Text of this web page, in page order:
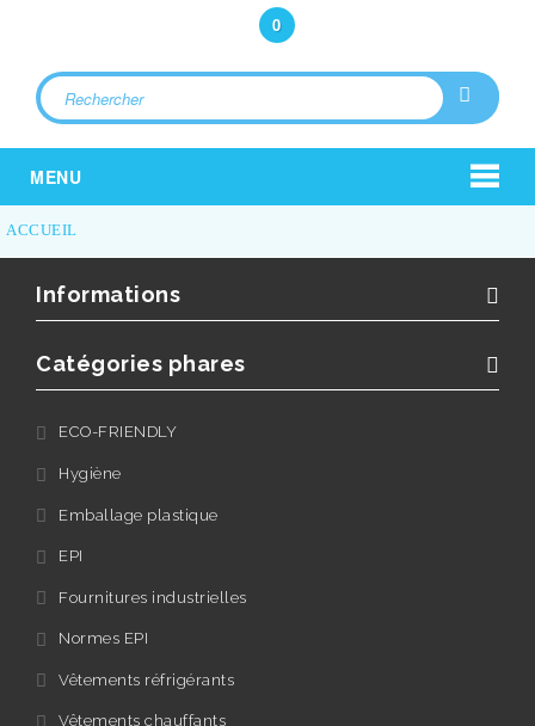
0
MENU
ACCUEIL
Informations
Catégories phares
ECO-FRIENDLY
Hygiène
Emballage plastique
EPI
Fournitures industrielles
Normes EPI
Vêtements réfrigérants
Vêtements chauffants